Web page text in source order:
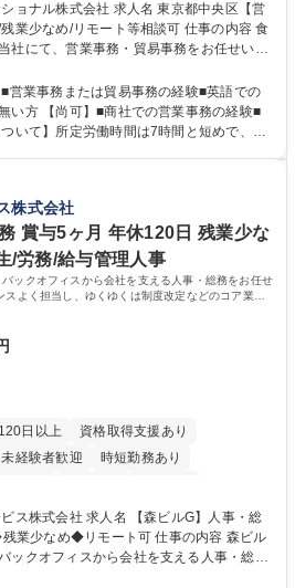
求人名 東京都中央区【営
め/リモート等相談可 仕事の内容 食
社にて、営業事務・貿易事務をお任せいた
ジションとして、受発注から海外工場との
根幹を支えていただきます。 ■受発注
のスケジュール調整 ■在庫管理 ■輸入書類
者を通して行う輸出入業全般 ■倉庫との
商品に関わる全ての業務をサポート頂きま
営業事務または貿易事務の経験■英語での
い方 【尚可】■商社での営業事務の経験■
食産業を中心としたお客様の多様なニー
・輸入・販売を一貫して手掛けています。
携によるワンストップサービスが最大の強
：大学院 大学 語学力：英語 資格：
株式会社
賞与5ヶ月 年休120日 残業少な
/労務/給与管理人事
ックオフィスから会社を支える人事・総務をお任せ
よく担当し、ゆくゆくは制度改定などのコア業務
す。
日以上
資格取得支援あり
未経験者歓迎
時短勤務あり
長期歓迎 駅近5分以内 土日祝休み
【森ビルG】人事・総
リモート可 仕事の内容 森ビル
ックオフィスから会社を支える人事・総務
業務をバランスよく担当し、ゆくゆくは制